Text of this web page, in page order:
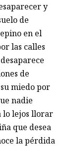
y
de
en el
las calles
de
miedo por
nadie
lo lejos llorar
que desea
la pérdida